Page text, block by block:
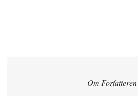
Om Forfatteren